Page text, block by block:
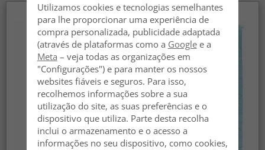
Utilizamos cookies e tecnologias semelhantes
para lhe proporcionar uma experiência de
compra personalizada, publicidade adaptada
(através de plataformas como a Googlee a
Meta – veja todas as organizações em
"Configurações") e para manter os nossos
websites fiáveis e seguros. Para isso,
recolhemos informações sobre a sua
utilização do site, as suas preferências e o
dispositivo que utiliza. Parte desta recolha
inclui o armazenamento e o acesso a
informações no seu dispositivo, como cookies,